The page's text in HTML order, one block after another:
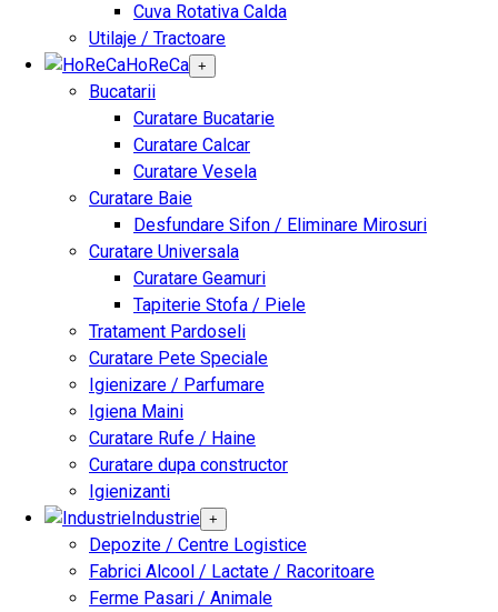
Cuva Rotativa Calda
Utilaje / Tractoare
HoReCa +
Bucatarii
Curatare Bucatarie
Curatare Calcar
Curatare Vesela
Curatare Baie
Desfundare Sifon / Eliminare Mirosuri
Curatare Universala
Curatare Geamuri
Tapiterie Stofa / Piele
Tratament Pardoseli
Curatare Pete Speciale
Igienizare / Parfumare
Igiena Maini
Curatare Rufe / Haine
Curatare dupa constructor
Igienizanti
Industrie +
Depozite / Centre Logistice
Fabrici Alcool / Lactate / Racoritoare
Ferme Pasari / Animale